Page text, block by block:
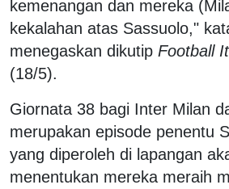
kemenangan dan mereka
kekalahan atas Sassuolo,"
menegaskan dikutip Football
(18/5).
Giornata 38 bagi Inter Milan
merupakan episode penentu
yang diperoleh di lapangan
menentukan mereka meraih